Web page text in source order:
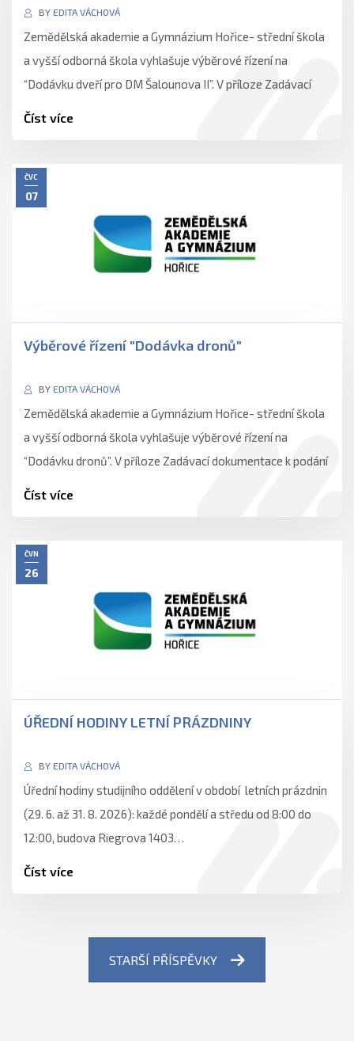
BY EDITA VÁCHOVÁ
Zemědělská akademie a Gymnázium Hořice- střední škola
a vyšší odborná škola vyhlašuje výběrové řízení na
“Dodávku dveří pro DM Šalounova II”. V příloze Zadávací
dokumentace k…
Číst více
ČVC
07
Výběrové řízení "Dodávka dronů"
BY EDITA VÁCHOVÁ
Zemědělská akademie a Gymnázium Hořice- střední škola
a vyšší odborná škola vyhlašuje výběrové řízení na
“Dodávku dronů”. V příloze Zadávací dokumentace k podání
nabídky, Krycí list,…
Číst více
ČVN
26
ÚŘEDNÍ HODINY LETNÍ PRÁZDNINY
BY EDITA VÁCHOVÁ
Úřední hodiny studijního oddělení v období letních prázdnin
(29. 6. až 31. 8. 2026): každé pondělí a středu od 8:00 do
12:00, budova Riegrova 1403…
Číst více
STARŠÍ PŘÍSPĚVKY